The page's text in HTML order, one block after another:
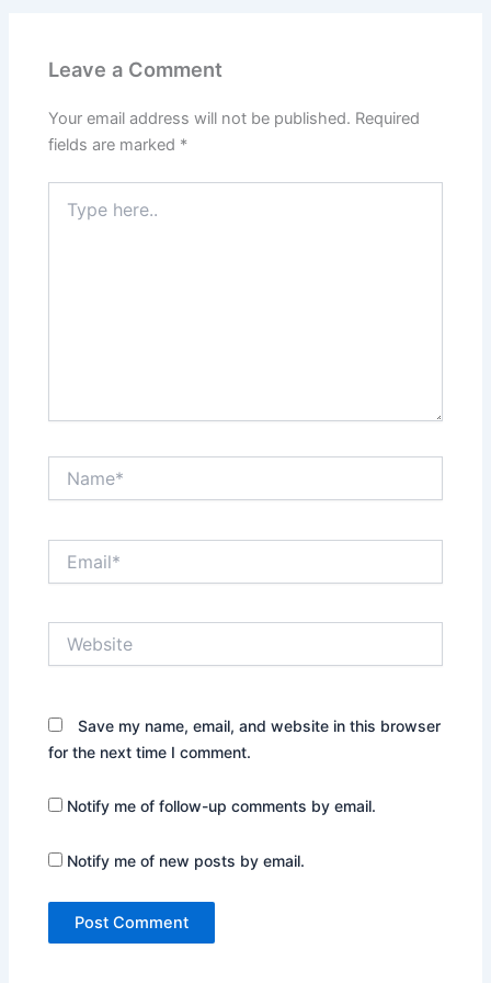
o
k
p
Leave a Comment
Your email address will not be published. Required
fields are marked *
here..
Save my name, email, and website in this browser
for the next time I comment.
Notify me of follow-up comments by email.
Notify me of new posts by email.